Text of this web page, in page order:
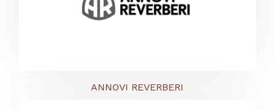
ANNOVI REVERBERI